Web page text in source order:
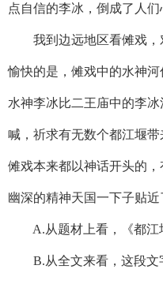
点自信的李冰，倒成了人
我到边远地区看傩戏，
愉快的是，傩戏中的水神
水神李冰比二王庙中的李
喊，祈求有无数个都江堰带
傩戏本来都以神话开头的，
幽深的精神天国一下子贴近
A.从题材上看，《都江
B.从全文来看，这段文